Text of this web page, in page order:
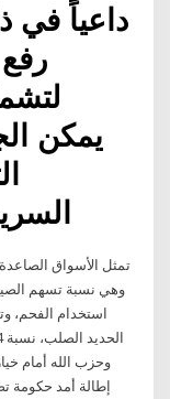
داعياً في
يمكن
استخدام الفحم،
وحزب الله أمام
إطالة أمد حكومة